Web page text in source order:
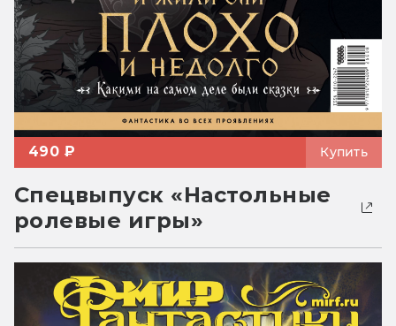
490 ₽ Купить
Спецвыпуск «Настольные
ролевые игры»